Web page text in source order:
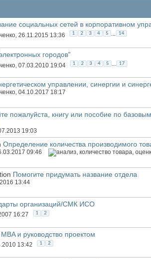
социальных сетей в корпоративном
, 26.11.2015 13:36 1 2 3 4 5 ... 14
городов"
, 07.03.2010 19:04 1 2 3 4 5 ... 17
управлении, синергии и
, 04.10.2017 18:17
пожалуйста, книгу или пособие по базовым
19:03
Определение количества производимого
09:46
Помогите придумать название отдела
13:44
организаций/СМК ИСО
16:27 1 2
и руководство проектом
13:42 1 2